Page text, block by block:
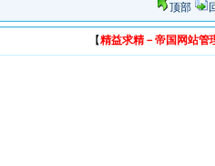
顶部
【精益求精－帝国网站管